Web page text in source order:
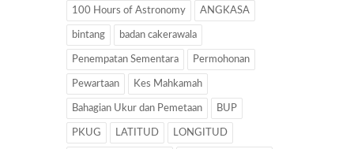
100 Hours of Astronomy ANGKASA
bintang badan cakerawala
Penempatan Sementara Permohonan
Pewartaan Kes Mahkamah
Bahagian Ukur dan Pemetaan BUP
PKUG LATITUD LONGITUD